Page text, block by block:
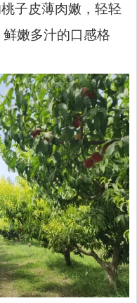
子皮薄肉嫩，轻轻
嫩多汁的口感格